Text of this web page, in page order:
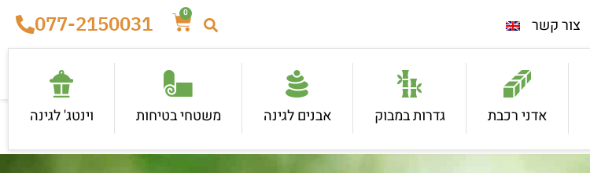
צור קשר
0
077-2150031
אדני רכבת גדרות במבוק אבנים לגינה משטחי בטיחות וינטג' לגינה